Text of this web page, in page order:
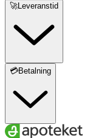
🚀Leveranstid
💳Betalning